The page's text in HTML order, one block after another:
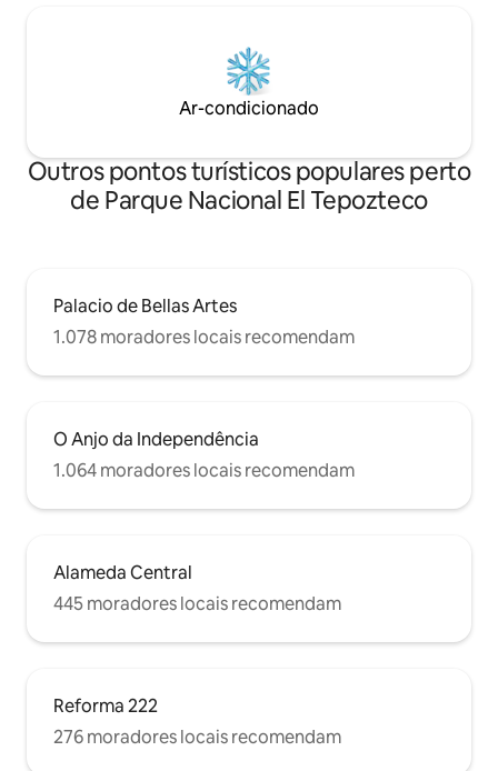
Ar-condicionado
Outros pontos turísticos populares perto
de Parque Nacional El Tepozteco
Palacio de Bellas Artes
1.078 moradores locais recomendam
O Anjo da Independência
1.064 moradores locais recomendam
Alameda Central
445 moradores locais recomendam
Reforma 222
276 moradores locais recomendam